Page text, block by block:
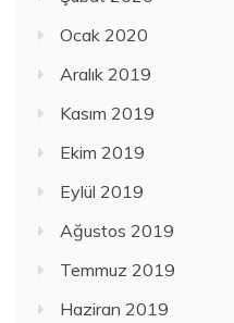
Ocak 2020
Aralık 2019
Kasım 2019
Ekim 2019
Eylül 2019
Ağustos 2019
Temmuz 2019
Haziran 2019